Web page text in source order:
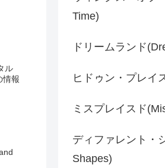
ル
情報
Time)
ドリームランド
ヒドゥン・プレイ
ミスプレイスド
ディファレント・
Shapes)